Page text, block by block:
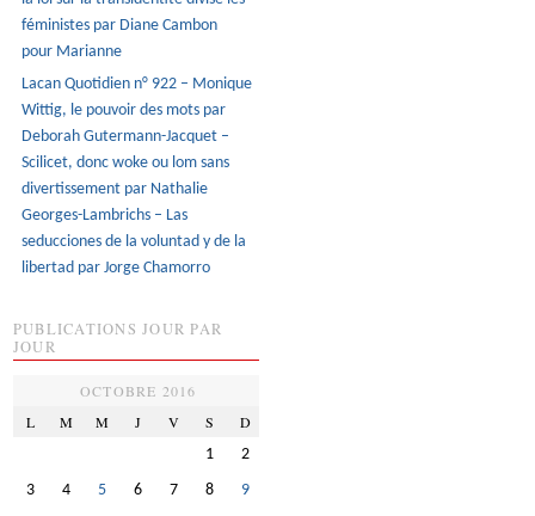
féministes par Diane Cambon
pour Marianne
Lacan Quotidien n° 922 – Monique
Wittig, le pouvoir des mots par
Deborah Gutermann-Jacquet –
Scilicet, donc woke ou lom sans
divertissement par Nathalie
Georges-Lambrichs – Las
seducciones de la voluntad y de la
libertad par Jorge Chamorro
PUBLICATIONS JOUR PAR
JOUR
OCTOBRE 2016
L
M M J V S D
1
2
3
4 5 6 7 8
9